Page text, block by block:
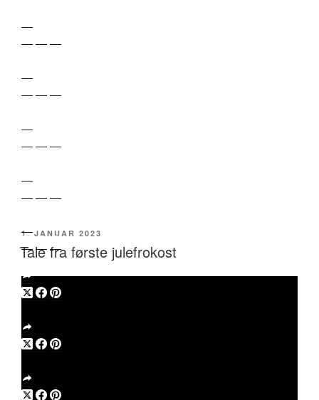
UDGIVET
DEN
1. JANUAR 2023
Tale fra første julefrokost